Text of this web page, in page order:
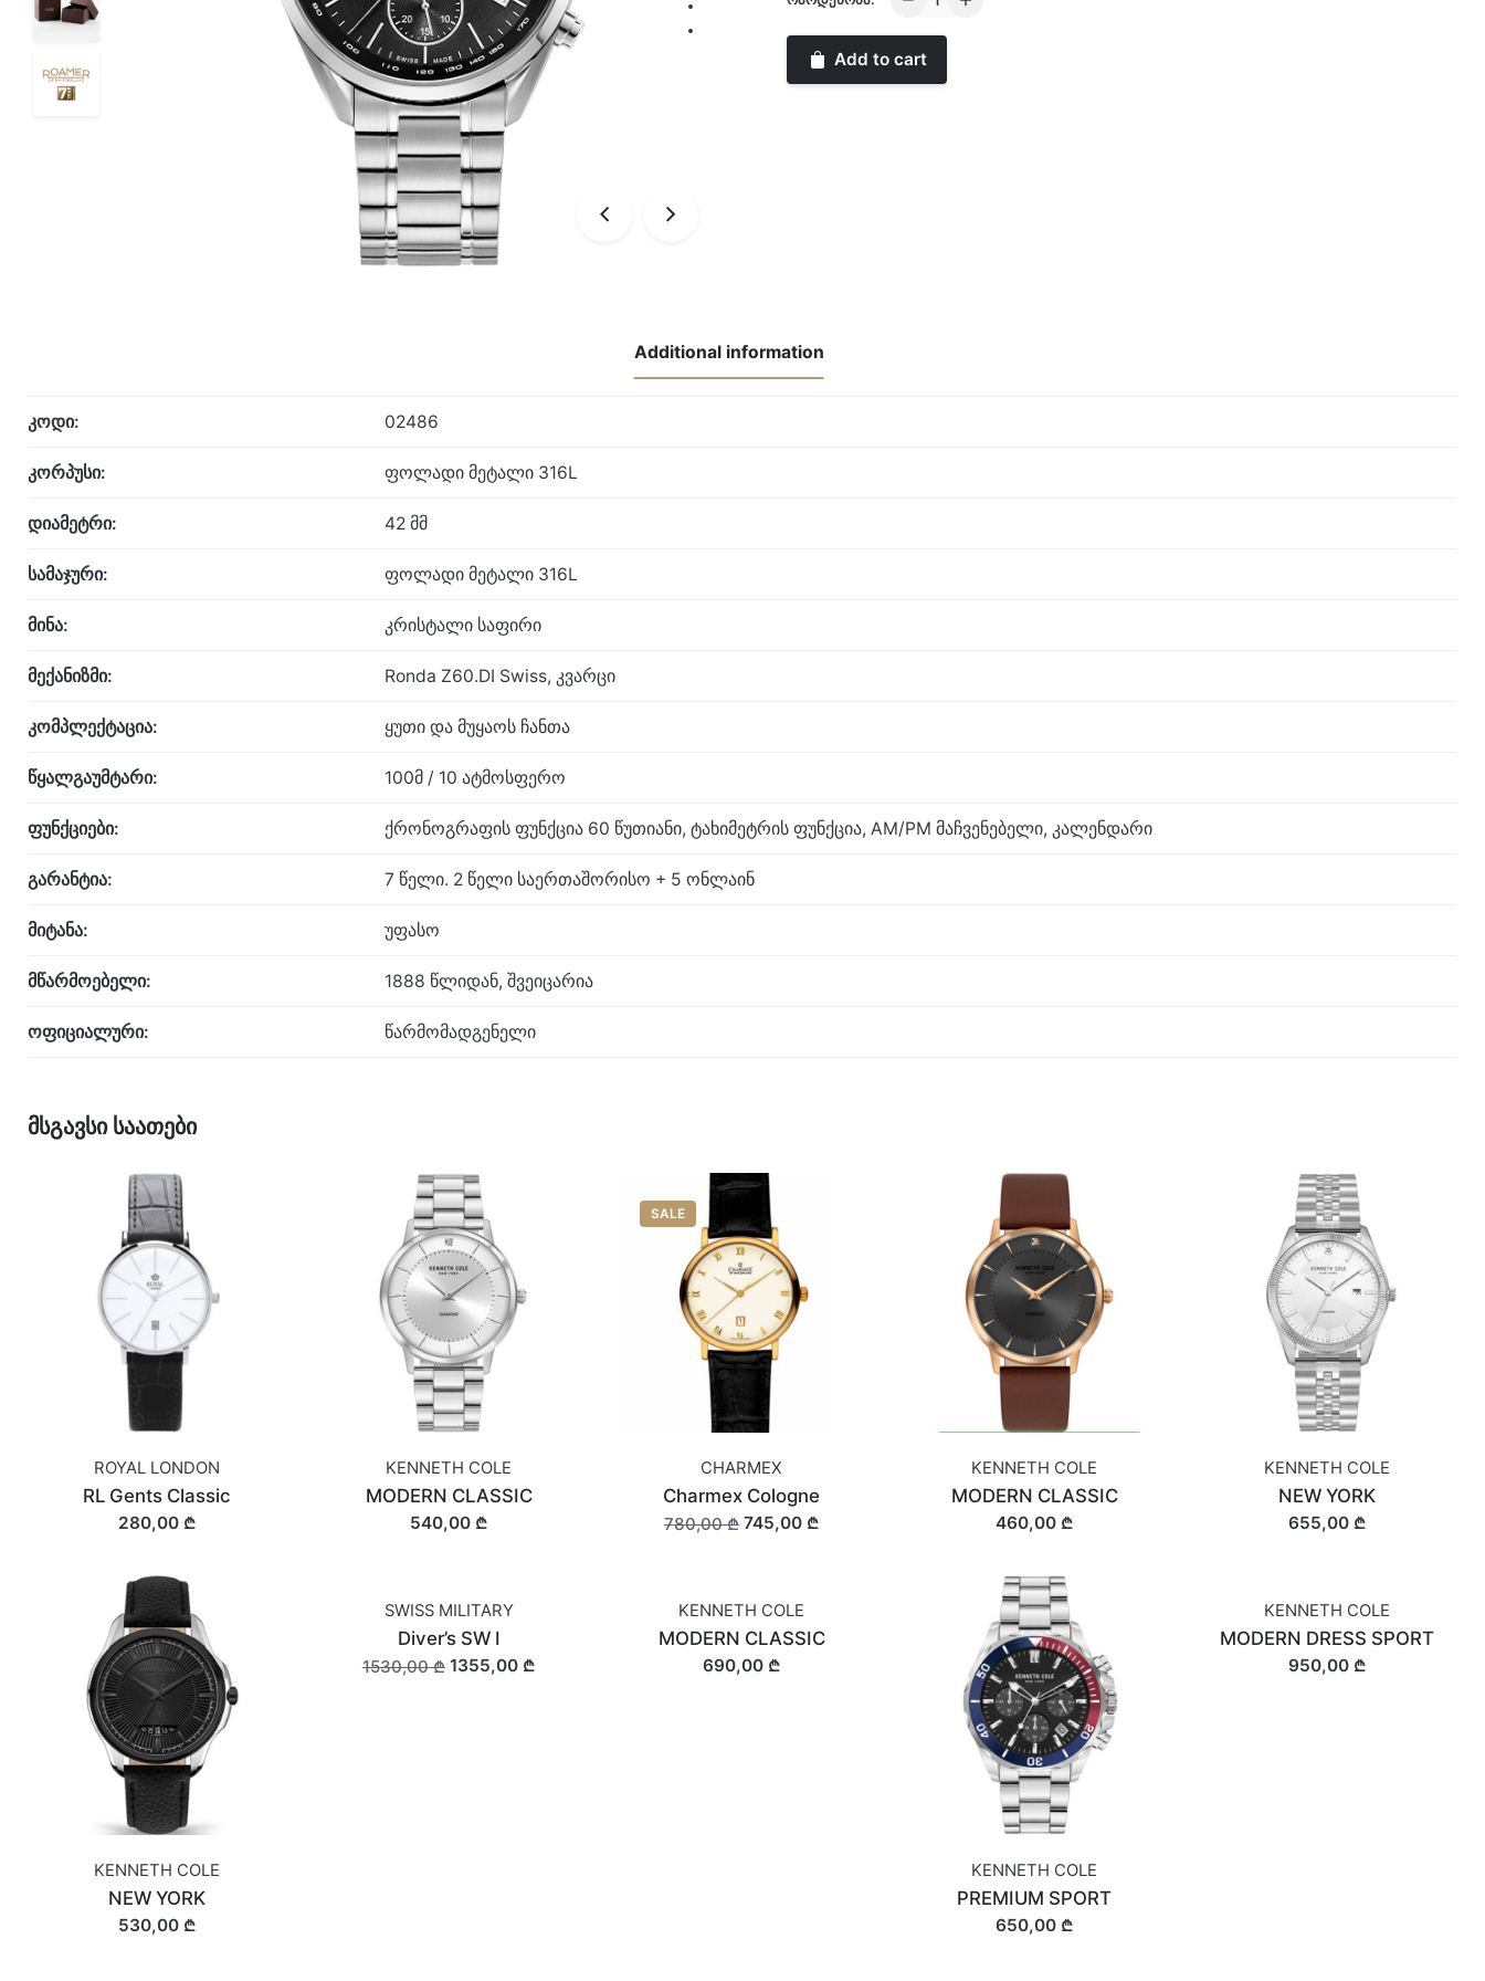
quantity
Add to cart
Additional information
კოდი: 02486
კორპუსი: ფოლადი მეტალი 316L
დიამეტრი: 42 მმ
სამაჯური: ფოლადი მეტალი 316L
მინა: კრისტალი საფირი
მექანიზმი: Ronda Z60.DI Swiss, კვარცი
კომპლექტაცია: ყუთი და მუყაოს ჩანთა
წყალგაუმტარი: 100მ / 10 ატმოსფერო
ფუნქციები: ქრონოგრაფის ფუნქცია 60 წუთიანი, ტახიმეტრის ფუნქცია, AM/PM მაჩვენებელი, კალენდარი
გარანტია: 7 წელი. 2 წელი საერთაშორისო + 5 ონლაინ
მიტანა: უფასო
მწარმოებელი: 1888 წლიდან, შვეიცარია
ოფიციალური: წარმომადგენელი
მსგავსი საათები
ROYAL LONDON
RL Gents Classic
280,00 ₾
KENNETH COLE
MODERN CLASSIC
540,00 ₾
SALE
CHARMEX
Charmex Cologne
780,00 ₾745,00 ₾
KENNETH COLE
MODERN CLASSIC
460,00 ₾
KENNETH COLE
NEW YORK
655,00 ₾
KENNETH COLE
NEW YORK
530,00 ₾
OUT OF STOCK
SWISS MILITARY
Diver’s SW I
1530,00 ₾1355,00 ₾
KENNETH COLE
MODERN CLASSIC
690,00 ₾
KENNETH COLE
PREMIUM SPORT
650,00 ₾
KENNETH COLE
MODERN DRESS SPORT
950,00 ₾